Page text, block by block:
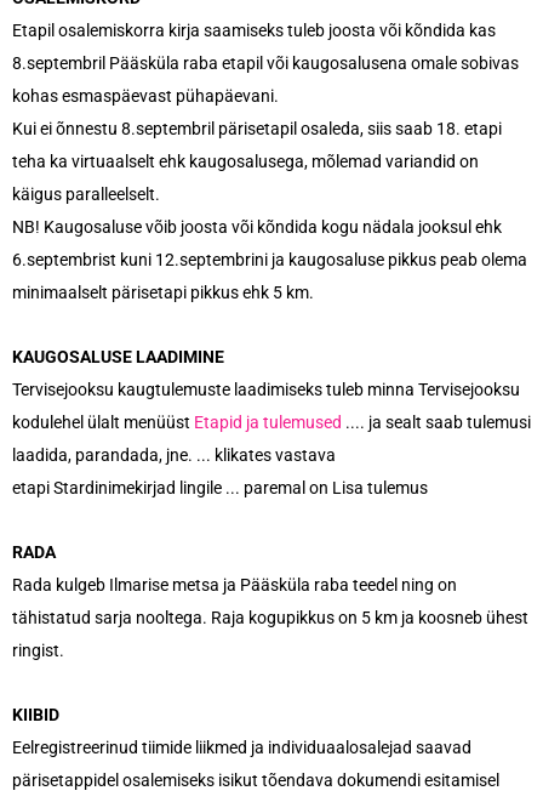
Etapil osalemiskorra kirja saamiseks tuleb joosta või kõndida kas
8.septembril Pääsküla raba etapil või kaugosalusena omale sobivas
kohas esmaspäevast pühapäevani.
Kui ei õnnestu 8.septembril pärisetapil osaleda, siis saab 18. etapi
teha ka virtuaalselt ehk kaugosalusega, mõlemad variandid on
käigus paralleelselt.
NB! Kaugosaluse võib joosta või kõndida kogu nädala jooksul ehk
6.septembrist kuni 12.septembrini ja kaugosaluse pikkus peab olema
minimaalselt pärisetapi pikkus ehk 5 km.
KAUGOSALUSE LAADIMINE
Tervisejooksu kaugtulemuste laadimiseks tuleb minna Tervisejooksu
kodulehel ülalt menüüst Etapid ja tulemused .... ja sealt saab tulemusi
laadida, parandada, jne. ... klikates vastava
etapi Stardinimekirjad lingile ... paremal on Lisa tulemus
RADA
Rada kulgeb Ilmarise metsa ja Pääsküla raba teedel ning on
tähistatud sarja nooltega. Raja kogupikkus on 5 km ja koosneb ühest
ringist.
KIIBID
Eelregistreerinud tiimide liikmed ja individuaalosalejad saavad
pärisetappidel osalemiseks isikut tõendava dokumendi esitamisel